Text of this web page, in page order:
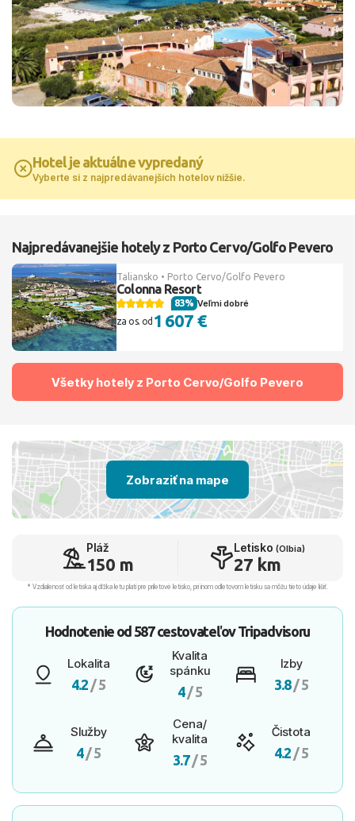
Hotel je aktuálne vypredaný
Vyberte si z najpredávanejších hotelov nižšie.
Najpredávanejšie hotely z Porto Cervo/Golfo Pevero
Taliansko • Porto Cervo/Golfo Pevero
Colonna Resort
Veľmi dobré
83%
za os. od 1 607 €
Všetky hotely z Porto Cervo/Golfo Pevero
Zobraziť na mape
Pláž
150 m
Letisko (Olbia)
27 km
* Vzdialenosť od letiska aj dľžka letu platí pre príletové letisko, pri inom odletovom letisku sa môžu tieto údaje líšiť.
Hodnotenie od 587 cestovateľovTripadvisoru
Lokalita
4.2 / 5
Kvalita
spánku
4/ 5
Izby
3.8/ 5
Služby
4/ 5
Cena/
kvalita
3.7/ 5
Čistota
4.2 / 5